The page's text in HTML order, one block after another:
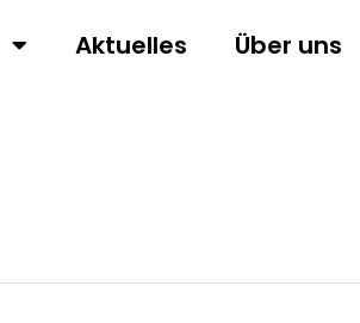
Aktuelles Über uns